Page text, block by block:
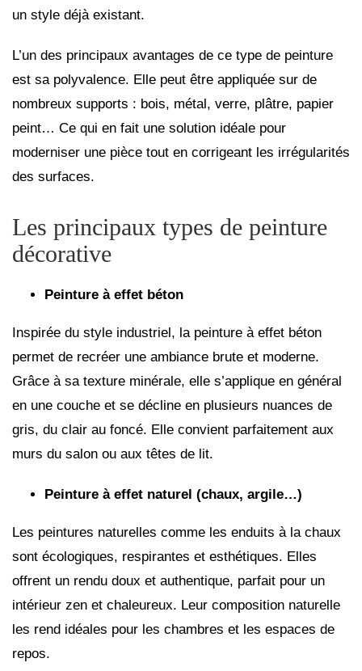
un style déjà existant.
L’un des principaux avantages de ce type de peinture
est sa polyvalence. Elle peut être appliquée sur de
nombreux supports : bois, métal, verre, plâtre, papier
peint… Ce qui en fait une solution idéale pour
moderniser une pièce tout en corrigeant les irrégularités
des surfaces.
Les principaux types de peinture
décorative
Peinture à effet béton
Inspirée du style industriel, la peinture à effet béton
permet de recréer une ambiance brute et moderne.
Grâce à sa texture minérale, elle s’applique en général
en une couche et se décline en plusieurs nuances de
gris, du clair au foncé. Elle convient parfaitement aux
murs du salon ou aux têtes de lit.
Peinture à effet naturel (chaux, argile…)
Les peintures naturelles comme les enduits à la chaux
sont écologiques, respirantes et esthétiques. Elles
offrent un rendu doux et authentique, parfait pour un
intérieur zen et chaleureux. Leur composition naturelle
les rend idéales pour les chambres et les espaces de
repos.